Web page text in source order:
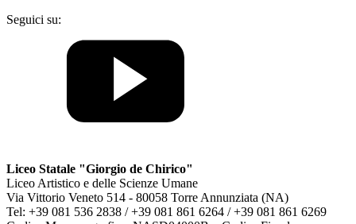
Seguici su:
Liceo Statale "Giorgio de Chirico"
Liceo Artistico e delle Scienze Umane
Via Vittorio Veneto 514 - 80058 Torre Annunziata (NA)
Tel: +39 081 536 2838 / +39 081 861 6264 / +39 081 861 6269